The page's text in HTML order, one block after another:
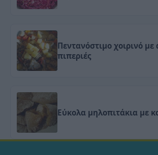
Πεντανόστιμο χοιρινό με
πιπεριές
Εύκολα μηλοπιτάκια με